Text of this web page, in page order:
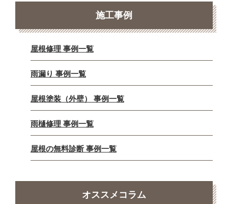
施工事例
屋根修理 事例一覧
雨漏り 事例一覧
屋根塗装（外壁） 事例一覧
雨樋修理 事例一覧
屋根の無料診断 事例一覧
オススメコラム